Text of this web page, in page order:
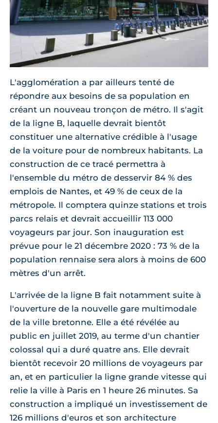
L'agglomération a par ailleurs tenté de
répondre aux besoins de sa population en
créant un nouveau tronçon de métro. Il s'agit
de la ligne B, laquelle devrait bientôt
constituer une alternative crédible à l'usage
de la voiture pour de nombreux habitants. La
construction de ce tracé permettra à
l'ensemble du métro de desservir 84 % des
emplois de Nantes, et 49 % de ceux de la
métropole. Il comptera quinze stations et trois
parcs relais et devrait accueillir 113 000
voyageurs par jour. Son inauguration est
prévue pour le 21 décembre 2020 : 73 % de la
population rennaise sera alors à moins de 600
mètres d'un arrêt.
L'arrivée de la ligne B fait notamment suite à
l'ouverture de la nouvelle gare multimodale
de la ville bretonne. Elle a été révélée au
public en juillet 2019, au terme d'un chantier
colossal qui a duré quatre ans. Elle devrait
bientôt recevoir 20 millions de voyageurs par
an, et en particulier la ligne grande vitesse qui
relie la ville à Paris en 1 heure 26 minutes. Sa
construction a impliqué un investissement de
126 millions d'euros et son architecture